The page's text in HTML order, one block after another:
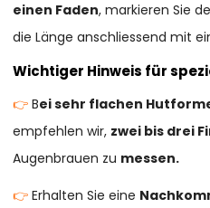
einen Faden, markieren Sie
die Länge anschliessend mit
Wichtiger Hinweis für
👉Bei sehr flachen
empfehlen wir, zwei bis drei
Augenbrauen zu messen.
👉Erhalten Sie eine